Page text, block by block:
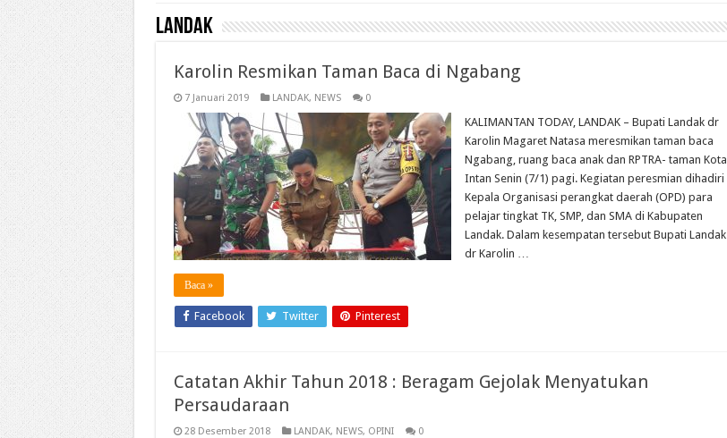
LANDAK
Karolin Resmikan Taman Baca di Ngabang
7 Januari 2019 LANDAK, NEWS 0
KALIMANTAN TODAY, LANDAK – Bupati Landak dr
Karolin Magaret Natasa meresmikan taman baca
Ngabang, ruang baca anak dan RPTRA- taman Kota
Intan Senin (7/1) pagi. Kegiatan peresmian dihadiri
Kepala Organisasi perangkat daerah (OPD) para
pelajar tingkat TK, SMP, dan SMA di Kabupaten
Landak. Dalam kesempatan tersebut Bupati Landak
dr Karolin …
Baca »
Facebook Twitter Pinterest
Catatan Akhir Tahun 2018 : Beragam Gejolak Menyatukan
Persaudaraan
28 Desember 2018 LANDAK, NEWS, OPINI 0